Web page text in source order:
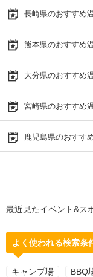
長崎県のおすすめ
熊本県のおすすめ
大分県のおすすめ
宮崎県のおすすめ
鹿児島県のおすす
最近見たイベント&ス
よく使われる検索条
キャンプ場 BBQ